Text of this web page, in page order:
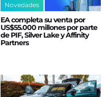
Novedades
EA completa su venta por
US$55.000 millones por parte
de PIF, Silver Lake y Affinity
Partners